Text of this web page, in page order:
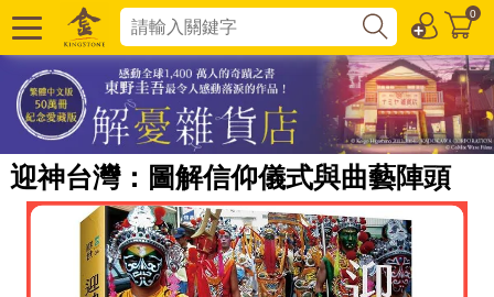
0
迎神台灣：圖解信仰儀式與曲藝陣頭